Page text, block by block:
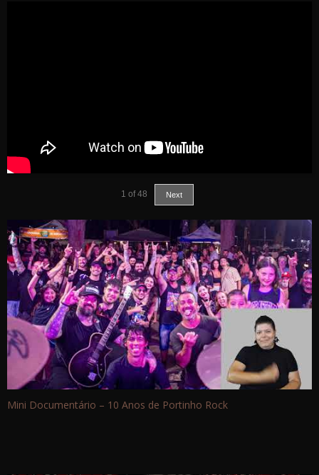
1 of 48 Next
Mini Documentário – 10 Anos de Portinho Rock